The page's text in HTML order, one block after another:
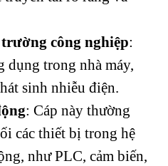
công nghiệp:
dụng trong nhà máy,
sinh nhiễu điện.
: Cáp này thường
các thiết bị trong hệ
như PLC, cảm biến,